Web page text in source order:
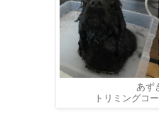
あず
トリミングコ